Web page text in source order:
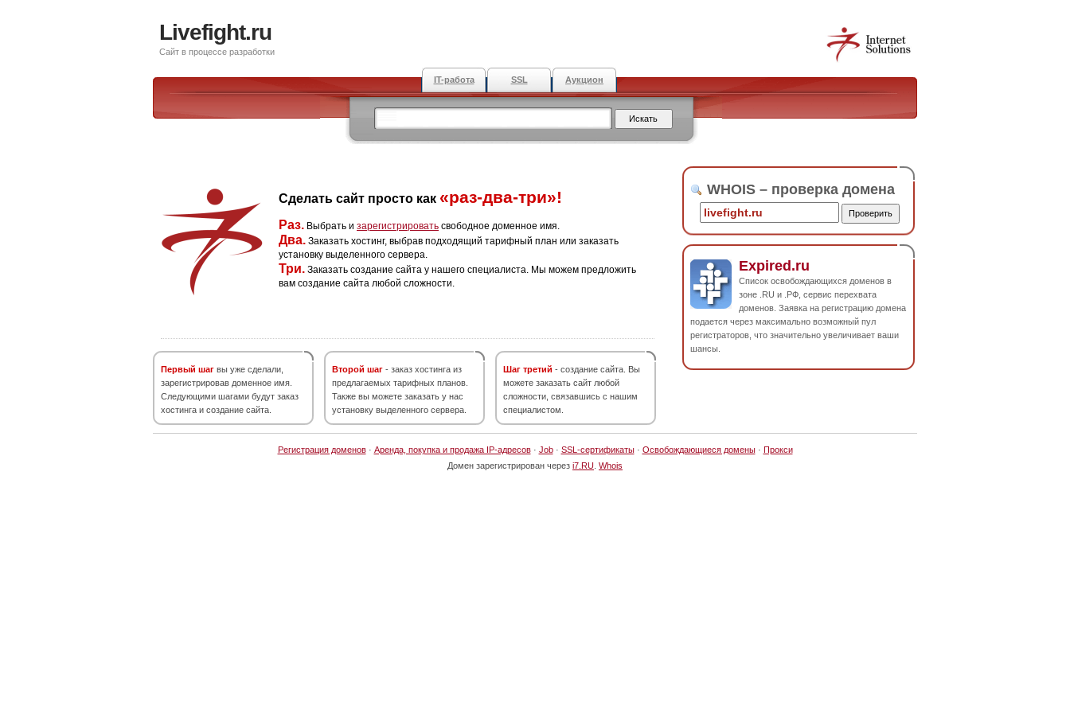
Livefight.ru
Сайт в процессе разработки
IT-работа SSL Аукцион
Сделать сайт просто как «раз-два-три»!
Раз. Выбрать и зарегистрировать свободное доменное имя.
Два. Заказать хостинг, выбрав подходящий тарифный план или заказать
установку выделенного сервера.
Три. Заказать создание сайта у нашего специалиста. Мы можем предложить
вам создание сайта любой сложности.
Первый шаг вы уже сделали,
зарегистрировав доменное имя.
Следующими шагами будут заказ
хостинга и создание сайта.
Второй шаг - заказ хостинга из
предлагаемых тарифных планов.
Также вы можете заказать у нас
установку выделенного сервера.
Шаг третий - создание сайта. Вы
можете заказать сайт любой
сложности, связавшись с нашим
специалистом.
WHOIS – проверка домена
Expired.ru
Список освобождающихся доменов в
зоне .RU и .РФ, сервис перехвата
доменов. Заявка на регистрацию домена
подается через максимально возможный пул
регистраторов, что значительно увеличивает ваши
шансы.
Регистрация доменов· Аренда, покупка и продажа IP-адресов· Job· SSL-сертификаты· Освобождающиеся домены· Прокси
Домен зарегистрирован через i7.RU Whois